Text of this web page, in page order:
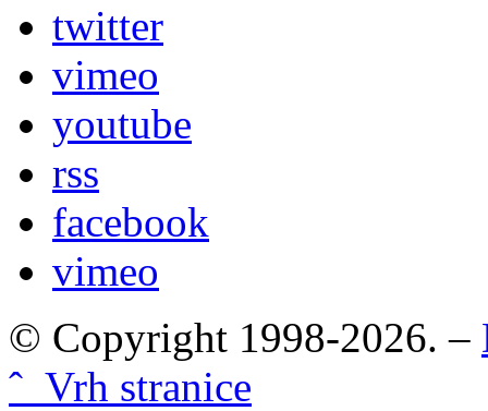
twitter
vimeo
youtube
rss
facebook
vimeo
© Copyright 1998-2026. –
ˆ Vrh stranice